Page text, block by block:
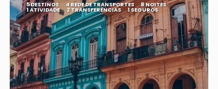
5 DESTINOS 4 REDE DE TRANSPORTES 8 NOITES
1 ATIVIDADE 2 TRANSFERÊNCIAS 1 SEGUROS